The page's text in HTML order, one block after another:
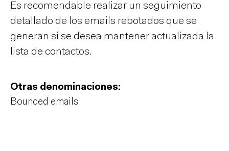
Es recomendable realizar un seguimiento
detallado de los emails rebotados que se
generan si se desea mantener actualizada la
lista de contactos.
Otras denominaciones:
Bounced emails